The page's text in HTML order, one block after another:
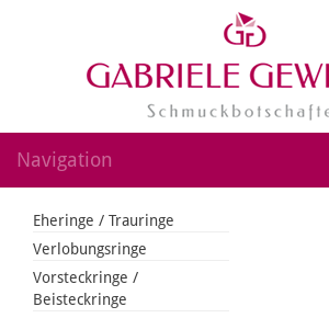
Navigation
Eheringe / Trauringe
Verlobungsringe
Vorsteckringe /
Beisteckringe